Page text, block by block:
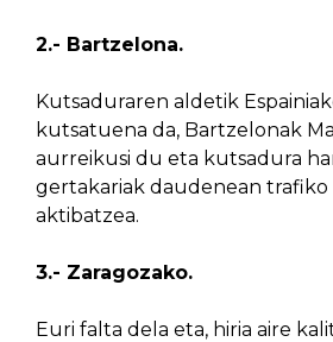
2.- Bartzelona.
Kutsaduraren aldetik
kutsatuena da, Bartzelonak
aurreikusi du eta kutsadura
gertakariak daudenean
aktibatzea.
3.- Zaragozako.
Euri falta dela eta, hiria aire